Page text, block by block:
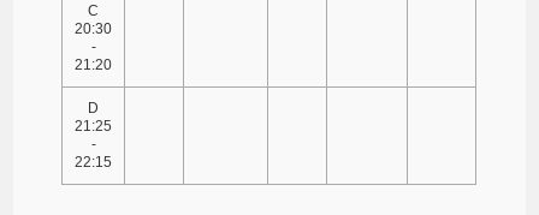
C
20:30
-
21:20
D
21:25
-
22:15